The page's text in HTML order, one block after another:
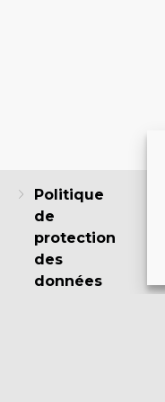
Politique
de
protection
des
données